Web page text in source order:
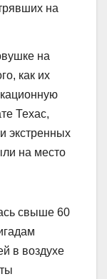
на
как их
Техас,
экстренных
на место
свыше 60
в воздухе